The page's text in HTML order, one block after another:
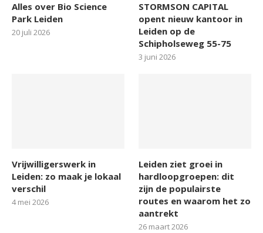
Alles over Bio Science
Park Leiden
20 juli 2026
STORMSON CAPITAL
opent nieuw kantoor in
Leiden op de
Schipholseweg 55-75
3 juni 2026
Vrijwilligerswerk in
Leiden: zo maak je lokaal
verschil
4 mei 2026
Leiden ziet groei in
hardloopgroepen: dit
zijn de populairste
routes en waarom het zo
aantrekt
26 maart 2026